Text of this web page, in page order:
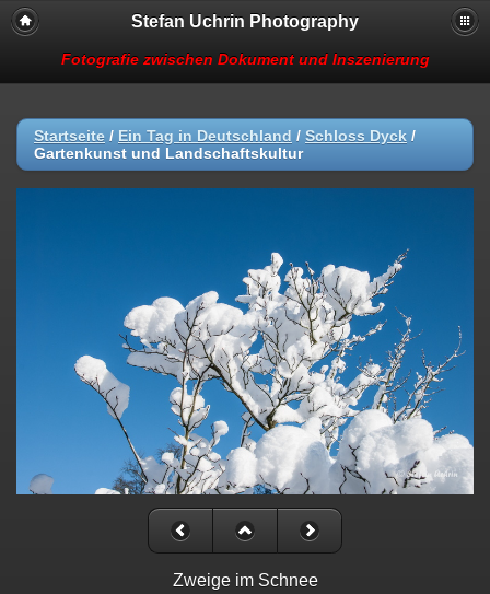
Stefan Uchrin Photography
Fotografie zwischen Dokument und Inszenierung
Startseite / Ein Tag in Deutschland / Schloss Dyck /
Gartenkunst und Landschaftskultur
Zweige im Schnee